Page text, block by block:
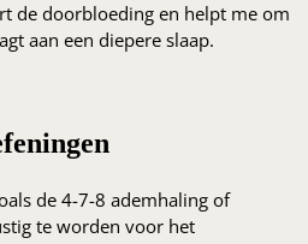
de doorbloeding en helpt me om
aan een diepere slaap.
de 4-7-8 ademhaling of
te worden voor het